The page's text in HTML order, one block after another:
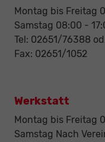
Montag bis Freitag
Samstag 08:00 -
Tel: 02651/76388
Fax: 02651/1052
Werkstatt
Montag bis Freitag
Samstag Nach